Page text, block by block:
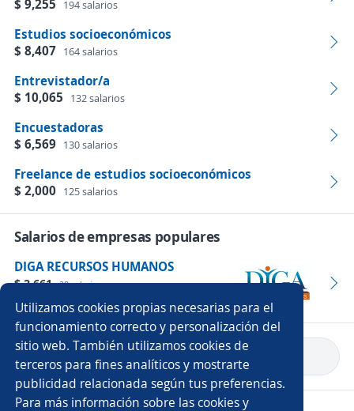
Utilizamos cookies propias necesarias para el
funcionamiento correcto y personalización del
sitio web. También utilizamos cookies de
terceros para fines analíticos y mostrarte
publicidad relacionada según tus preferencias.
Para más información sobre las cookies y
$ 9,255
194 salarios
Estudios socioeconómicos
$ 8,407 164 salarios
Entrevistador/a
$ 10,065
132 salarios
Encuestadoras
$ 6,569 130 salarios
Freelance de estudios socioeconómicos
$ 2,000 125 salarios
Salarios de empresas populares
DIGA RECURSOS HUMANOS
$ 2,661 28 salarios
Empleos
Volver a inicio